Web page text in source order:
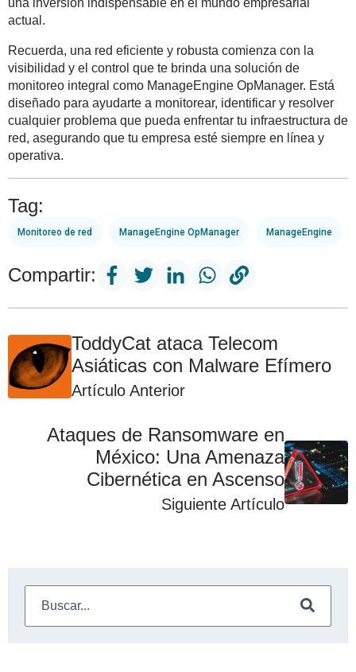
una inversión indispensable en el mundo empresarial
actual.
Recuerda, una red eficiente y robusta comienza con la
visibilidad y el control que te brinda una solución de
monitoreo integral como ManageEngine OpManager. Está
diseñado para ayudarte a monitorear, identificar y resolver
cualquier problema que pueda enfrentar tu infraestructura de
red, asegurando que tu empresa esté siempre en línea y
operativa.
Tag:
Monitoreo de red ManageEngine OpManager ManageEngine
Compartir:
ToddyCat ataca Telecom
Asiáticas con Malware Efímero
Artículo Anterior
Ataques de Ransomware en
México: Una Amenaza
Cibernética en Ascenso
Siguiente Artículo